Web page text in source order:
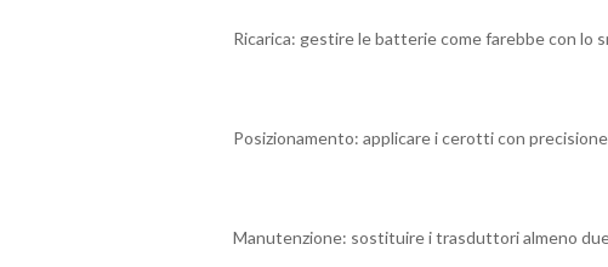
Ricarica: gestire le batterie come farebbe con lo
Posizionamento: applicare i cerotti con
Manutenzione: sostituire i trasduttori almeno